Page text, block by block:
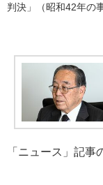
判決」（昭和42年の
「ニュース」記事